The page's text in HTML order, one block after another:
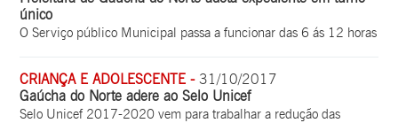
único
O Serviço público Municipal passa a funcionar das 6 ás 12 horas
CRIANÇA E ADOLESCENTE -31/10/2017
Gaúcha do Norte adere ao Selo Unicef
Selo Unicef 2017-2020 vem para trabalhar a redução das